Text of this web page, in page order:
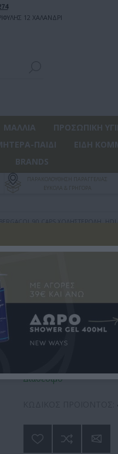
12 ΧΑΛΑΝΔΡΙ
ΜΑΛΛΙΑ
ΠΡΟΣΩΠΙΚΗ
ΠΑΙΔΙ
ΕΙΔΗ
BRANDS
ΠΑΡΑΚΟΛΟΥΘΗΣΗ ΠΑΡΑΓΓΕΛΙΑΣ
ΕΥΚΟΛΑ & ΓΡΗΓΟΡΑ
BERGACOL 90 CAPS ΧΟΛΗΣΤΕΡΌΛΗ,
HDL/LDL,
Eξειδικευμένο
στη βελτίωση της
χρήση φυσικών ή
Διαθέσιμο